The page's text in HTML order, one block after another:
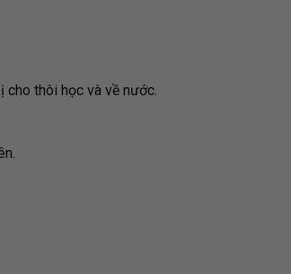
cho thôi học và về nước.